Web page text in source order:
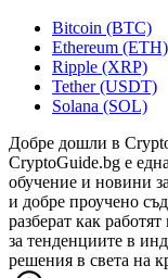
Bitcoin (BTC)
Ethereum (ETH)
Ripple (XRP)
Tether (USDT)
Solana (SOL)
Добре дошли в
CryptoGuide.bg е
обучение и новини
и добре проучено
разберат как
за тенденциите в
решения в света на